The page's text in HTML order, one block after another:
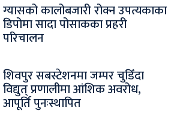
ग्यासको कालोबजारी रोक्न उपत्यकाका
डिपोमा सादा पोसाकका प्रहरी
परिचालन
शिवपुर सबस्टेशनमा जम्पर चुडिँदा
विद्युत् प्रणालीमा आंशिक अवरोध,
आपूर्ति पुनःस्थापित